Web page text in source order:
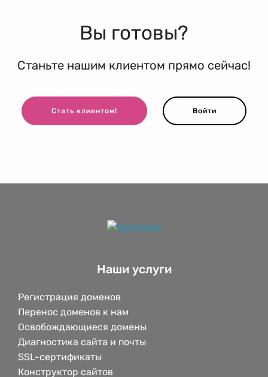
Вы готовы?
Станьте нашим клиентом прямо сейчас!
Стать клиентом! Войти
Наши услуги
Регистрация доменов
Перенос доменов к нам
Освобождающиеся домены
Диагностика сайта и почты
SSL-сертификаты
Конструктор сайтов